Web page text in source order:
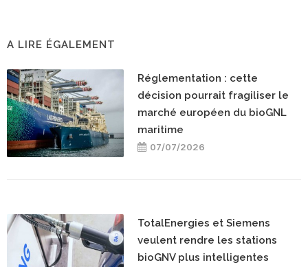
A LIRE ÉGALEMENT
Réglementation : cette
décision pourrait fragiliser le
marché européen du bioGNL
maritime
07/07/2026
TotalEnergies et Siemens
veulent rendre les stations
bioGNV plus intelligentes